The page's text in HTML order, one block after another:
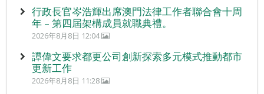
行政長官岑浩輝出席澳門法律工作者聯合會十周
年 – 第四屆架構成員就職典禮。
2026年8月8日 12:04
譚偉文要求都更公司創新探索多元模式推動都市
更新工作
2026年8月8日 11:28